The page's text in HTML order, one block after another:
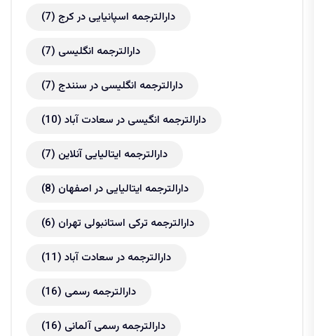
دارالترجمه اسپانیایی در کرج (7)
دارالترجمه انگلیسی (7)
دارالترجمه انگلیسی در سنندج (7)
دارالترجمه انگیسی در سعادت آباد (10)
دارالترجمه ایتالیایی آنلاین (7)
دارالترجمه ایتالیایی در اصفهان (8)
دارالترجمه ترکی استانبولی تهران (6)
دارالترجمه در سعادت آباد (11)
دارالترجمه رسمی (16)
دارالترجمه رسمی آلمانی (16)